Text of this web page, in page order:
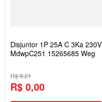
Disjuntor 1P 25A C 3Ka 230V
MdwpC251 15265685 Weg
R$ 9,21
R$ 0,00